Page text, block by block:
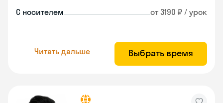
С носителем от 3190 ₽ / урок
Читать дальше Выбрать время